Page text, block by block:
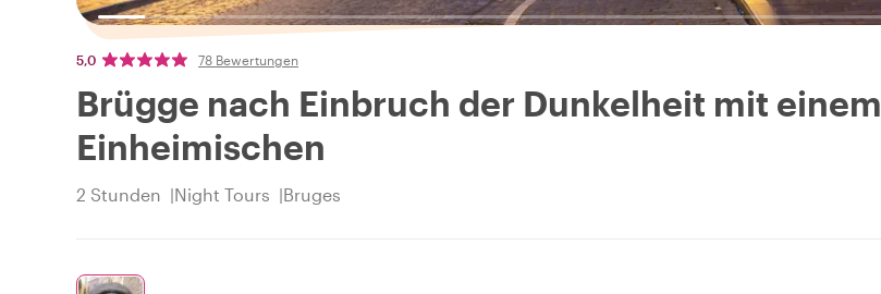
5,0 78 Bewertungen
Brügge nach Einbruch der Dunkelheit mit einem
Einheimischen
2 Stunden Night Tours Bruges